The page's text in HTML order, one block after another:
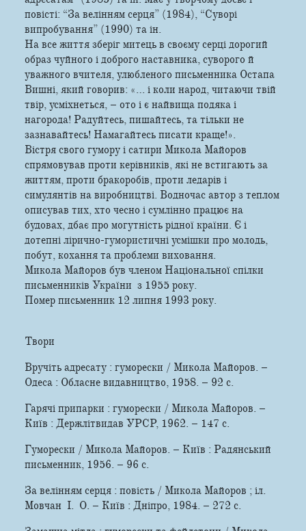
повісті: “За велінням серця” (1984), “Суворі
випробування” (1990) та ін.
На все життя зберіг митець в своєму серці дорогий
образ чуйного і доброго наставника, суворого й
уважного вчителя, улюбленого письменника Остапа
Вишні, який говорив: «… і коли народ, читаючи твій
твір, усміхнеться, – ото і є найвища подяка і
нагорода! Радуйтесь, пишайтесь, та тільки не
зазнавайтесь! Намагайтесь писати краще!».
Вістря свого гумору і сатири Микола Майоров
спрямовував проти керівників, які не встигають за
життям, проти бракоробів, проти ледарів і
симулянтів на виробництві. Водночас автор з теплом
описував тих, хто чесно і сумлінно працює на
будовах, дбає про могутність рідної країни. Є і
дотепні лірично-гумористичні усмішки про молодь,
побут, кохання та проблеми виховання.
Микола Майоров був членом Національної спілки
письменників України з 1955 року.
Помер письменник 12 липня 1993 року.
Твори
Вручіть адресату : гуморески / Микола Майоров. –
Одеса : Обласне видавництво, 1958. – 92 c.
Гарячі припарки : гуморески / Микола Майоров. –
Київ : Держлітвидав УРСР, 1962. – 147 c.
Гуморески / Микола Майоров. – Київ : Радянський
письменник, 1956. – 96 c.
За велінням серця : повість / Микола Майоров ; іл.
Мовчан I. О. – Київ : Дніпро, 1984. – 272 c.